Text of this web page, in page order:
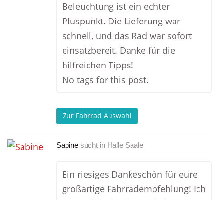
Beleuchtung ist ein echter
Pluspunkt. Die Lieferung war
schnell, und das Rad war sofort
einsatzbereit. Danke für die
hilfreichen Tipps!
No tags for this post.
Zur Fahrrad Auswahl
Sabine sucht in Halle Saale
Ein riesiges Dankeschön für eure
großartige Fahrradempfehlung! Ich